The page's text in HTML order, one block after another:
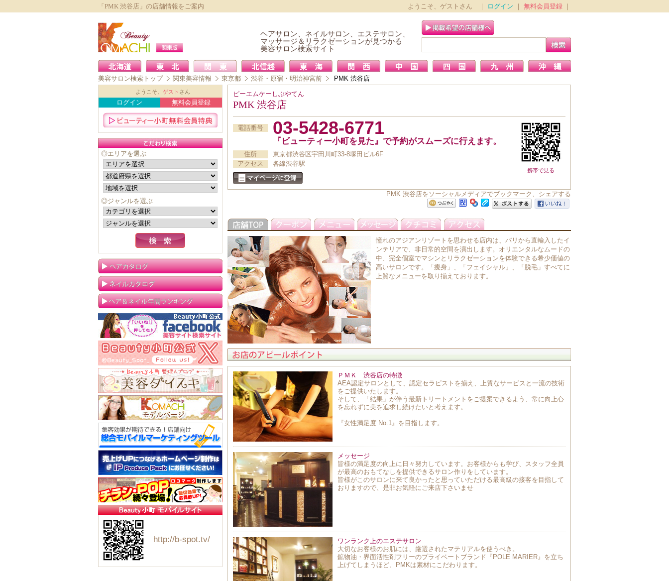
「PMK 渋谷店」の店舗情報をご案内 ようこそ、ゲストさん ｜ ログイン 無料会員登録
ヘアサロン、ネイルサロン、エステサロン、
マッサージ＆リラクゼーションが見つかる
美容サロン検索サイト
美容サロン検索トップ 関東美容情報 東京都 渋谷・原宿・明治神宮前 PMK 渋谷店
ピーエムケーしぶやてん
PMK 渋谷店
携帯で見る
電話番号 03-5428-6771
『ビューティー小町を見た』で予約がスムーズに行えます。
住所
東京都渋谷区宇田川町33-8塚田ビル6F
アクセス
各線渋谷駅
PMK 渋谷店をソーシャルメディアでブックマーク、シェアする
憧れのアジアンリゾートを思わせる店内は、バリから直輸入したイ
ンテリアで、非日常的空間を演出します。オリエンタルなムードの
中、完全個室でマシンとリラクゼーションを体験できる希少価値の
高いサロンです。「痩身」、「フェイシャル」、「脱毛」すべてに
上質なメニューを取り揃えております。
ＰＭＫ 渋谷店の特徴
AEA認定サロンとして、認定セラピストを揃え、上質なサービスと一流の技術
をご提供いたします。
そして、「結果」が伴う最新トリートメントをご提案できるよう、常に向上心
を忘れずに美を追求し続けたいと考えます。
『女性満足度 No.1』を目指します。
メッセージ
皆様の満足度の向上に日々努力しています。お客様からも学び、スタッフ全員
が最高のおもてなしを提供できるサロン作りをしています。
皆様がこのサロンに来て良かったと思っていただける最高級の接客を目指して
おりますので、是非お気軽にご来店下さいませ
ワンランク上のエステサロン
大切なお客様のお肌には、厳選されたマテリアルを使うべき。
鉱物油・界面活性剤フリーのプライベートブランド『POLE MARIER』を立ち
上げてしまうほど、PMKは素材にこだわります。
ようこそ、 ゲスト さん
ログイン 無料会員登録
◎エリアを選ぶ
◎ジャンルを選ぶ
http://b-spot.tv/